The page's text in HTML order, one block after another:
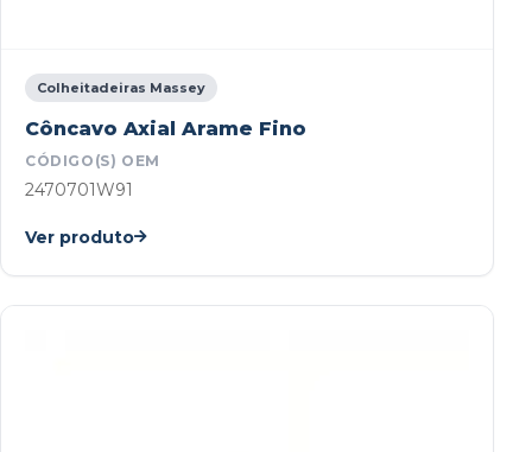
Colheitadeiras Massey
Côncavo Axial Arame Fino
CÓDIGO(S) OEM
2470701W91
Ver produto